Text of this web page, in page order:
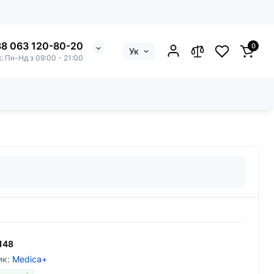
063 120-80-20
Пн-Нд з 09:00 - 21:00
Ук 0
Medica+